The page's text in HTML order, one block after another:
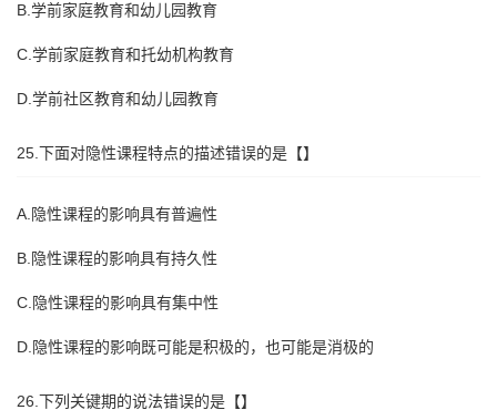
B.学前家庭教育和幼儿园教育
C.学前家庭教育和托幼机构教育
D.学前社区教育和幼儿园教育
25.下面对隐性课程特点的描述错误的是【】
A.隐性课程的影响具有普遍性
B.隐性课程的影响具有持久性
C.隐性课程的影响具有集中性
D.隐性课程的影响既可能是积极的，也可能是消极的
26.下列关键期的说法错误的是【】